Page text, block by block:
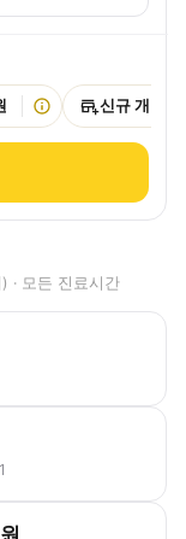
신규 개원
· 모든 진료시간